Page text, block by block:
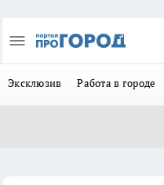
Эксклюзив Работа в городе